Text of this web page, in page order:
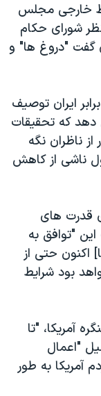
خارجی مجلس
نظر شورای حکام
گفت "دروغ ها" و
ایران توصیف
دهد که تحقیقات
ناظران نگه
ناشی از کاهش
قدرت های
این "توافق به
اکنون حتی از
بود شرایط
آمریکا، "تا
"اعمال
آمریکا به طور